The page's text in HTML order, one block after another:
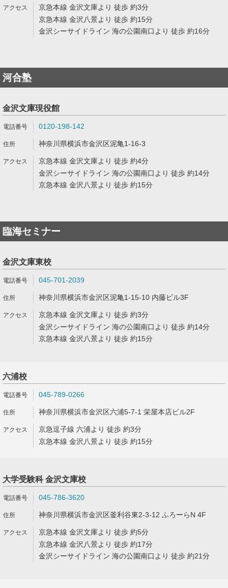
京急本線 金沢文庫より 徒歩 約3分
京急本線 金沢八景より 徒歩 約15分
金沢シーサイドライン 海の公園南口より 徒歩 約16分
河合塾
金沢文庫現役館
0120-198-142
神奈川県横浜市金沢区泥亀1-16-3
京急本線 金沢文庫より 徒歩 約4分
金沢シーサイドライン 海の公園南口より 徒歩 約14分
京急本線 金沢八景より 徒歩 約15分
臨海セミナー
金沢文庫東校
045-701-2039
神奈川県横浜市金沢区泥亀1-15-10 内藤ビル3F
京急本線 金沢文庫より 徒歩 約3分
金沢シーサイドライン 海の公園南口より 徒歩 約14分
京急本線 金沢八景より 徒歩 約15分
六浦校
045-789-0266
神奈川県横浜市金沢区六浦5-7-1 栄屋本店ビル2F
京急逗子線 六浦より 徒歩 約3分
京急本線 金沢八景より 徒歩 約15分
大学受験科 金沢文庫校
045-786-3620
神奈川県横浜市金沢区釜利谷東2-3-12 ふろーらN 4F
京急本線 金沢文庫より 徒歩 約5分
京急本線 金沢八景より 徒歩 約17分
金沢シーサイドライン 海の公園南口より 徒歩 約21分